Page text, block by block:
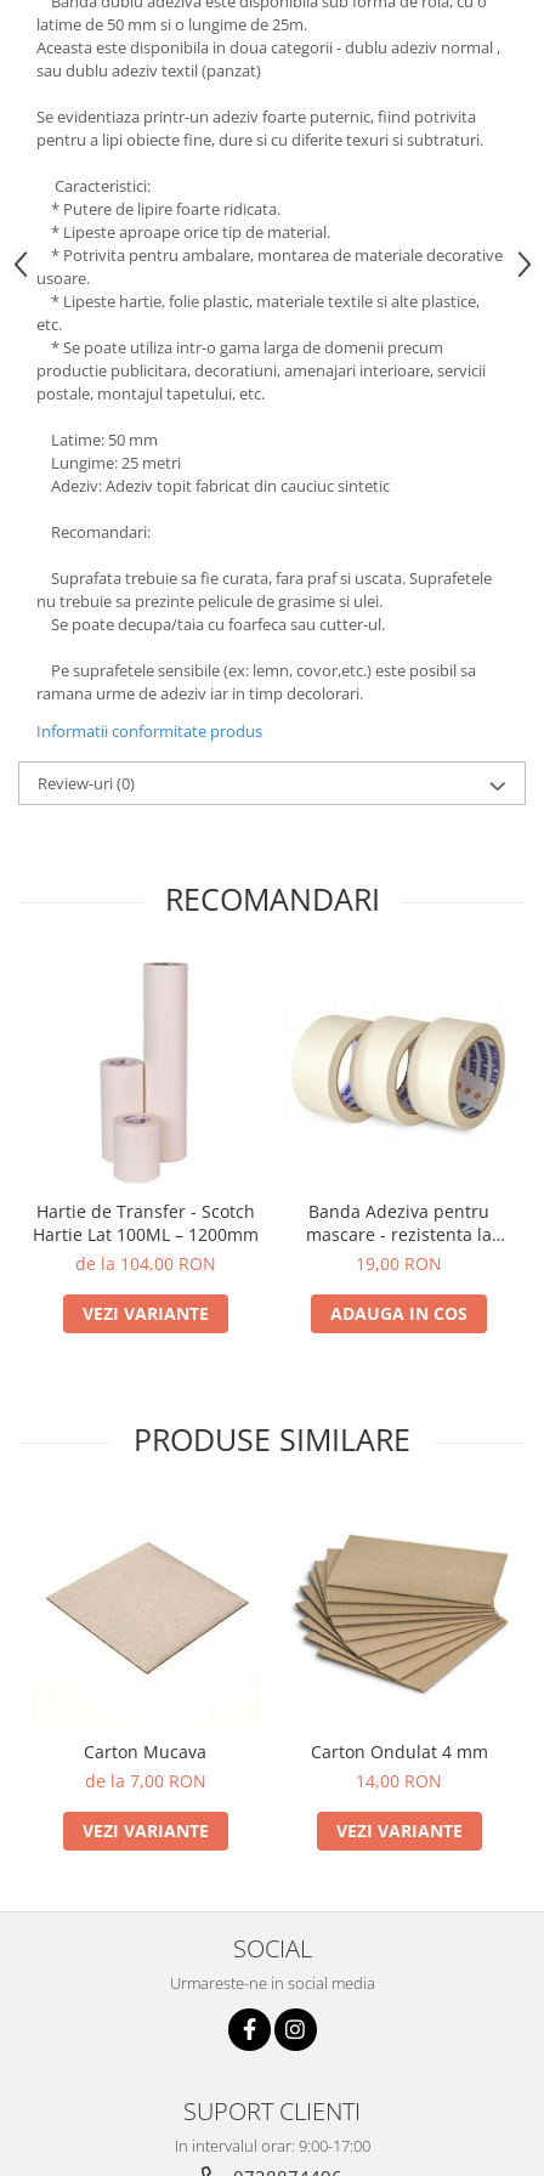
Produse FabTech
Promotii
latime de 50 mm si o lungime de 25m.
Aceasta este disponibila in doua categorii - dublu adeziv normal ,
sau dublu adeziv textil (panzat)
Se evidentiaza printr-un adeziv foarte puternic, fiind potrivita
pentru a lipi obiecte fine, dure si cu diferite texuri si subtraturi.
Caracteristici:
* Putere de lipire foarte ridicata.
* Lipeste aproape orice tip de material.
* Potrivita pentru ambalare, montarea de materiale decorative
usoare.
* Lipeste hartie, folie plastic, materiale textile si alte plastice,
etc.
* Se poate utiliza intr-o gama larga de domenii precum
productie publicitara, decoratiuni, amenajari interioare, servicii
postale, montajul tapetului, etc.
Latime: 50 mm
Lungime: 25 metri
Adeziv: Adeziv topit fabricat din cauciuc sintetic
Recomandari:
Suprafata trebuie sa fie curata, fara praf si uscata. Suprafetele
nu trebuie sa prezinte pelicule de grasime si ulei.
Se poate decupa/taia cu foarfeca sau cutter-ul.
Pe suprafetele sensibile (ex: lemn, covor,etc.) este posibil sa
ramana urme de adeziv iar in timp decolorari.
Informatii conformitate produs
Review-uri(0)
RECOMANDARI
Hartie de Transfer - Scotch
Hartie Lat 100ML – 1200mm
de la 104,00 RON
VEZI VARIANTE
Banda Adeziva pentru
mascare - rezistenta la
temperatura 50mm
19,00 RON
ADAUGA IN COS
PRODUSE SIMILARE
Carton Mucava
de la 7,00 RON
VEZI VARIANTE
Carton Ondulat 4 mm
14,00 RON
VEZI VARIANTE
SOCIAL
Urmareste-ne in social media
SUPORT CLIENTI
In intervalul orar: 9:00-17:00